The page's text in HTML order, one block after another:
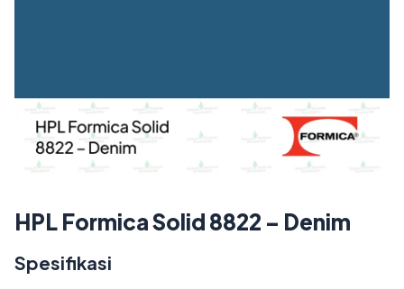
HPL Formica Solid 8822 – Denim
Spesifikasi